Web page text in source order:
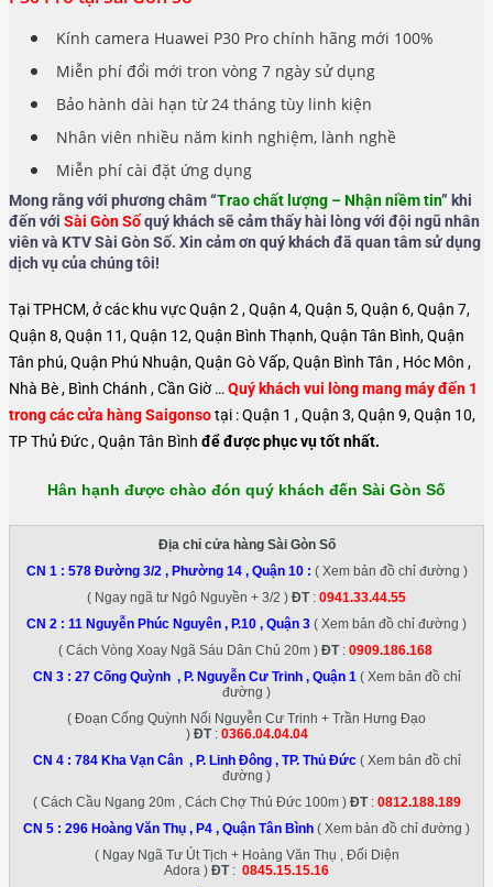
Kính camera Huawei P30 Pro chính hãng mới 100%
Miễn phí đổi mới tron vòng 7 ngày sử dụng
Bảo hành dài hạn từ 24 tháng tùy linh kiện
Nhân viên nhiều năm kinh nghiệm, lành nghề
Miễn phí cài đặt ứng dụng
Mong rằng với phương châm “Trao chất lượng – Nhận niềm tin” khi
đến với Sài Gòn Sốquý khách sẽ cảm thấy hài lòng với đội ngũ nhân
viên và KTV Sài Gòn Số. Xin cảm ơn quý khách đã quan tâm sử dụng
dịch vụ của chúng tôi!
Tại TPHCM, ở các khu vực Quận 2 , Quận 4, Quận 5, Quận 6, Quận 7,
Quận 8, Quận 11, Quận 12, Quận Bình Thạnh, Quận Tân Bình, Quận
Tân phú, Quận Phú Nhuận, Quận Gò Vấp, Quận Bình Tân , Hóc Môn ,
Nhà Bè , Bình Chánh , Cần Giờ … Quý khách vui lòng mang máy đến 1
trong các cửa hàng Saigonsotại : Quận 1 , Quận 3, Quận 9, Quận 10,
TP Thủ Đức , Quận Tân Bình để được phục vụ tốt nhất.
Hân hạnh được chào đón quý khách đến Sài Gòn Số
Địa chỉ cửa hàng Sài Gòn Số
CN 1 : 578 Đường 3/2 , Phường 14 , Quận 10: ( Xem bản đồ chỉ đường )
( Ngay ngã tư Ngô Nguyền + 3/2 ) ĐT: 0941.33.44.55
CN 2 : 11 Nguyễn Phúc Nguyên , P.10 , Quận 3 ( Xem bản đồ chỉ đường )
( Cách Vòng Xoay Ngã Sáu Dân Chủ 20m ) ĐT: 0909.186.168
CN 3 : 27 Cống Quỳnh , P. Nguyễn Cư Trinh , Quận 1 ( Xem bản đồ chỉ
đường )
( Đoạn Cống Quỳnh Nối Nguyễn Cư Trinh + Trần Hưng Đạo
) ĐT: 0366.04.04.04
CN 4 : 784 Kha Vạn Cân , P. Linh Đông , TP. Thủ Đức( Xem bản đồ chỉ
đường )
( Cách Cầu Ngang 20m , Cách Chợ Thủ Đức 100m ) ĐT: 0812.188.189
CN 5 : 296 Hoàng Văn Thụ , P4 , Quận Tân Bình ( Xem bản đồ chỉ đường )
( Ngay Ngã Tư Út Tịch + Hoàng Văn Thụ , Đối Diện
Adora ) ĐT: 0845.15.15.16